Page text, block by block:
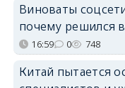
Виноваты
почему решился
16:59 0 748
Китай пытается